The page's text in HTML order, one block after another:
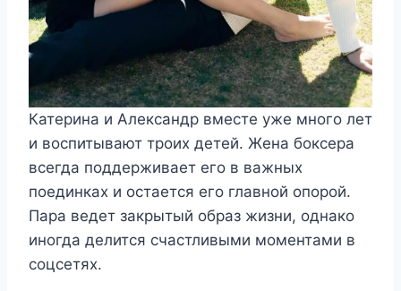
Катерина и Александр вместе уже много лет
и воспитывают троих детей. Жена боксера
всегда поддерживает его в важных
поединках и остается его главной опорой.
Пара ведет закрытый образ жизни, однако
иногда делится счастливыми моментами в
соцсетях.